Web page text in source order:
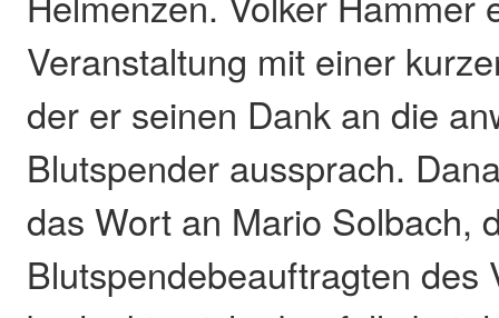
Veranstaltung mit einer
der er seinen Dank an die
Blutspender aussprach.
das Wort an Mario Solbach,
Blutspendebeauftragten des